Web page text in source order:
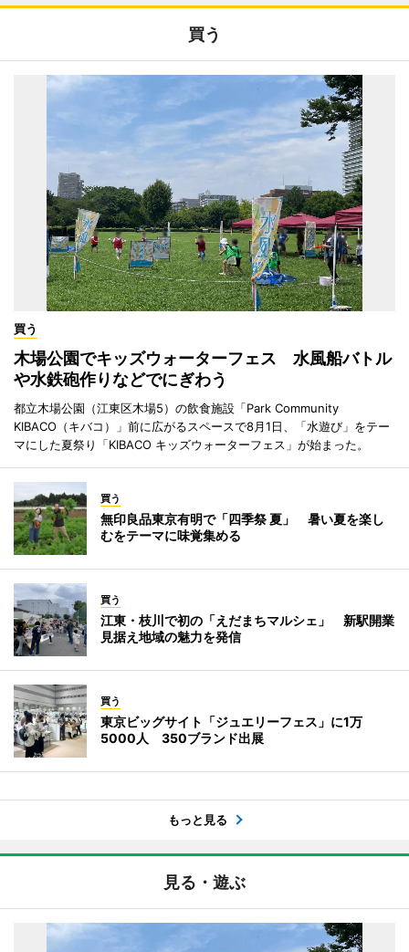
買う
買う
木場公園でキッズウォーターフェス 水風船バトル
や水鉄砲作りなどでにぎわう
都立木場公園（江東区木場5）の飲食施設「Park Community
KIBACO（キバコ）」前に広がるスペースで8月1日、「水遊び」をテー
マにした夏祭り「KIBACO キッズウォーターフェス」が始まった。
買う
無印良品東京有明で「四季祭 夏」 暑い夏を楽し
むをテーマに味覚集める
買う
江東・枝川で初の「えだまちマルシェ」 新駅開業
見据え地域の魅力を発信
買う
東京ビッグサイト「ジュエリーフェス」に1万
5000人 350ブランド出展
もっと見る
見る・遊ぶ